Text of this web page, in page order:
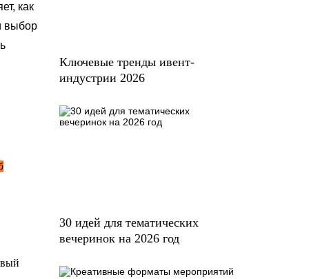
как
выбор
Ключевые тренды ивент-
индустрии 2026
30 идей для тематических
вечеринок на 2026 год